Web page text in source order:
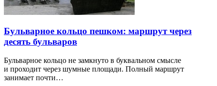
Бульварное кольцо пешком: маршрут через
десять бульваров
Бульварное кольцо не замкнуто в буквальном смысле
и проходит через шумные площади. Полный маршрут
занимает почти…